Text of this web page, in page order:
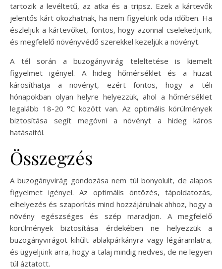
tartozik a levéltetű, az atka és a tripsz. Ezek a kártevők
jelentős kárt okozhatnak, ha nem figyelünk oda időben. Ha
észleljük a kártevőket, fontos, hogy azonnal cselekedjünk,
és megfelelő növényvédő szerekkel kezeljük a növényt.
A tél során a buzogányvirág teleltetése is kiemelt
figyelmet igényel. A hideg hőmérséklet és a huzat
károsíthatja a növényt, ezért fontos, hogy a téli
hónapokban olyan helyre helyezzük, ahol a hőmérséklet
legalább 18-20 °C között van. Az optimális körülmények
biztosítása segít megóvni a növényt a hideg káros
hatásaitól.
Összegzés
A buzogányvirág gondozása nem túl bonyolult, de alapos
figyelmet igényel. Az optimális öntözés, tápoldatozás,
elhelyezés és szaporítás mind hozzájárulnak ahhoz, hogy a
növény egészséges és szép maradjon. A megfelelő
körülmények biztosítása érdekében ne helyezzük a
buzogányvirágot kihűlt ablakpárkányra vagy légáramlatra,
és ügyeljünk arra, hogy a talaj mindig nedves, de ne legyen
túl áztatott.